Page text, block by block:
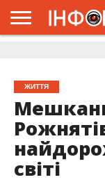
ЖИТТЯ
світі